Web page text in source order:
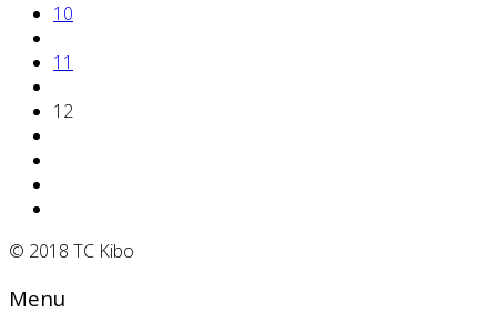
10
11
12
© 2018 TC Kibo
Menu